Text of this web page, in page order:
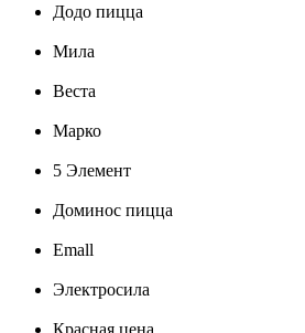
Додо пицца
Мила
Веста
Марко
5 Элемент
Доминос пицца
Emall
Электросила
Красная цена